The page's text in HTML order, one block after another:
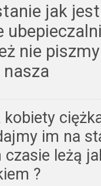
jak
nie
kobiety
im na
czasie leżą
?